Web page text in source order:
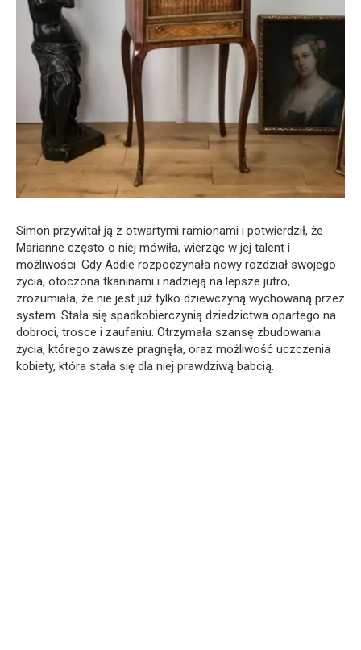
Simon przywitał ją z otwartymi ramionami i potwierdził, że
Marianne często o niej mówiła, wierząc w jej talent i
możliwości. Gdy Addie rozpoczynała nowy rozdział swojego
życia, otoczona tkaninami i nadzieją na lepsze jutro,
zrozumiała, że nie jest już tylko dziewczyną wychowaną przez
system. Stała się spadkobierczynią dziedzictwa opartego na
dobroci, trosce i zaufaniu. Otrzymała szansę zbudowania
życia, którego zawsze pragnęła, oraz możliwość uczczenia
kobiety, która stała się dla niej prawdziwą babcią.